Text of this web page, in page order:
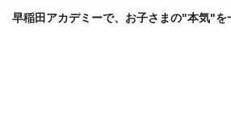
早稲田アカデミーで、お子さまの"本気"を